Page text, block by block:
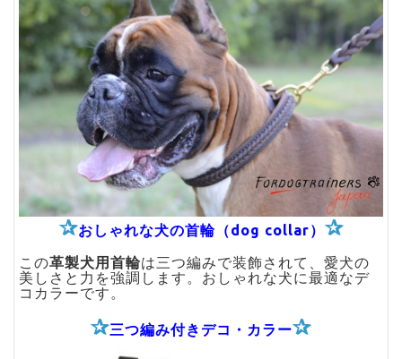
✰おしゃれな犬の首輪（dog collar） ✰
この革製犬用首輪は三つ編みで装飾されて、愛犬の
美しさと力を強調します。おしゃれな犬に最適なデ
コカラーです。
✰三つ編み付きデコ・カラー✰